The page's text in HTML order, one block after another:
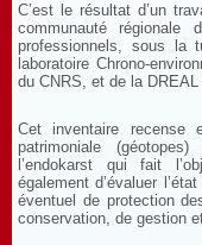
C’est le résultat d’un
communauté régionale
professionnels, sous la
laboratoire Chrono-
du CNRS, et de la
Cet inventaire recense
patrimoniale
l’endokarst qui fait
également d’évaluer
éventuel de protection
conservation, de gestion